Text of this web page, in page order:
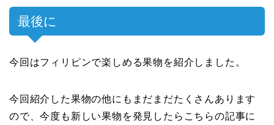
最後に
今回はフィリピンで楽しめる果物を紹介しました。
今回紹介した果物の他にもまだまだたくさんあります
ので、今度も新しい果物を発見したらこちらの記事に